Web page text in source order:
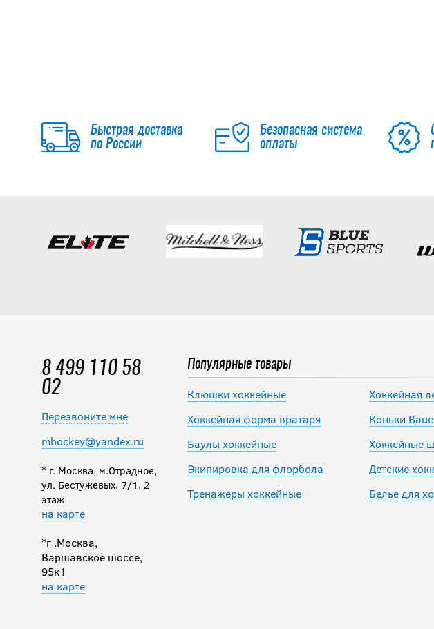
Быстрая доставка
по России
Безопасная система
оплаты
8 499 110 58
02
Перезвоните мне
mhockey@yandex.ru
* г. Москва, м.Отрадное,
ул. Бестужевых, 7/1, 2
этаж
на карте
*г .Москва,
Варшавское шоссе,
95к1
на карте
Популярные товары
Клюшки хоккейные
Хоккейная форма вратаря
Баулы хоккейные
Экипировка для флорбола
Тренажеры хоккейные
Хоккейная
Коньки
Хоккейные
Детские
Белье для